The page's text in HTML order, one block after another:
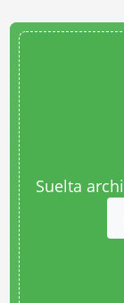
Suelta